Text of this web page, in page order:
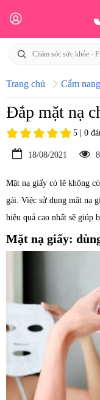
Trang chủ Cẩm nang
Đắp mặt nạ
5 | 0
18/08/2021
Mặt nạ giấy có lẽ không
gái. Việc sử dụng mặt nạ
hiệu quả cao nhất sẽ giúp
Mặt nạ giấy: